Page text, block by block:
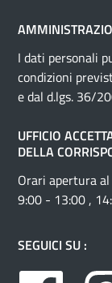
I dati personali
condizioni
e dal d.lgs. 36/
UFFICIO
DELLA
Orari apertura
9:00 - 13:00 ,
SEGUICI SU :